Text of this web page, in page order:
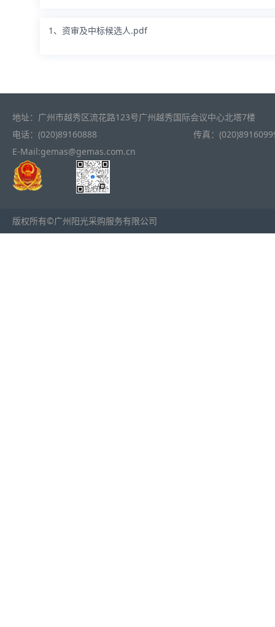
1、资审及中标候选人.pdf
地址：广州市越秀区流花路123号广州越秀国际会议中心北塔7楼
电话：(020)89160888
传真：
E-Mail:gemas@gemas.com.cn
版权所有©广州阳光采购服务有限公司